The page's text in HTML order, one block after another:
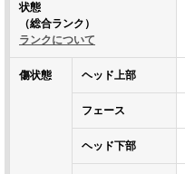
状態
（総合ランク）
ランクについて
傷状態 ヘッド上部
フェース
ヘッド下部